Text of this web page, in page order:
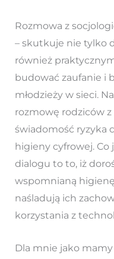
Rozmowa z
– skutkuje nie tylko
również
budować zaufanie i
młodzieży w sieci.
rozmowę rodziców z
świadomość ryzyka
higieny cyfrowej.
dialogu to to, iż
wspomnianą
naśladują ich
korzystania z
Dla mnie jako